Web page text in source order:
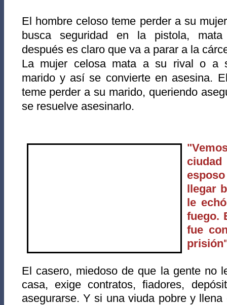
El hombre celoso teme perder a su
busca seguridad en la pistola,
después es claro que va a parar a la
La mujer celosa mata a su rival o a
marido y así se convierte en asesina.
teme perder a su marido, queriendo
se resuelve asesinarlo.
ciudad
llegar
le
fuego.
fue
El casero, miedoso de que la gente no
casa, exige contratos, fiadores,
asegurarse. Y si una viuda pobre y